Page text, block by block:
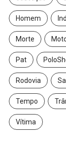
Homem
Morte
Pat
Rodovia
Tempo
Vítima